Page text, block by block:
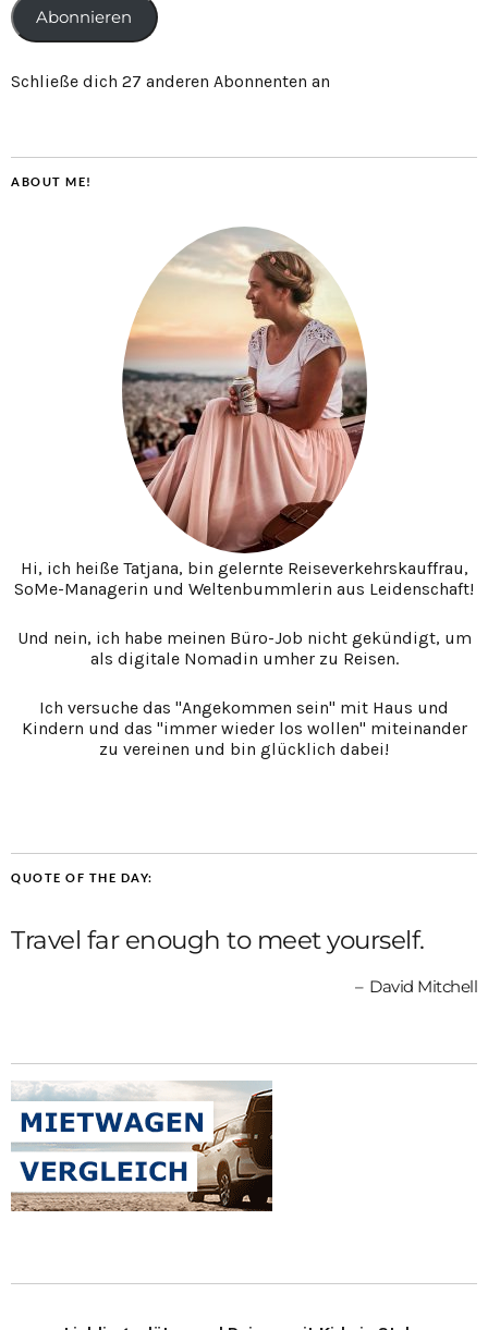
Abonnieren
Schließe dich 27 anderen Abonnenten an
ABOUT ME!
Hi, ich heiße Tatjana, bin gelernte Reiseverkehrskauffrau,
SoMe-Managerin und Weltenbummlerin aus Leidenschaft!
Und nein, ich habe meinen Büro-Job nicht gekündigt, um
als digitale Nomadin umher zu Reisen.
Ich versuche das "Angekommen sein" mit Haus und
Kindern und das "immer wieder los wollen" miteinander
zu vereinen und bin glücklich dabei!
QUOTE OF THE DAY:
Travel far enough to meet yourself.
David Mitchell